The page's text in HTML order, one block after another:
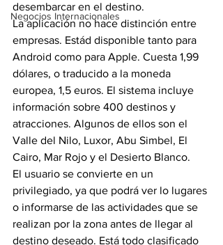
Negocios Internacionales
desembarcar en el destino.
La aplicación no hace distinción entre
empresas. Estád disponible tanto para
Android como para Apple. Cuesta 1,99
dólares, o traducido a la moneda
europea, 1,5 euros. El sistema incluye
información sobre 400 destinos y
atracciones. Algunos de ellos son el
Valle del Nilo, Luxor, Abu Simbel, El
Cairo, Mar Rojo y el Desierto Blanco.
El usuario se convierte en un
privilegiado, ya que podrá ver lo lugares
o informarse de las actividades que se
realizan por la zona antes de llegar al
destino deseado. Está todo clasificado